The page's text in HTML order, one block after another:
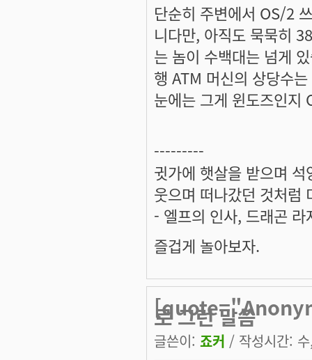
단순히 주변에서 OS/2
니다만, 아직도 묵묵히
는 놈이 수백대는 넘게
행 ATM 머신의 상당수
눈에는 그게 윈도즈인지
---------
귓가에 햇살을 받으며
웃으며 떠나갔던 것처럼
- 엘프의 인사, 드래곤 라
즐겁게 놀아보자.
로 그런 말씀
글쓴이: 죠커 / 작성시간: